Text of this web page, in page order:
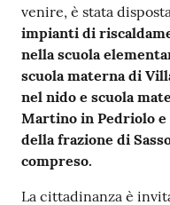
venire, è stata disposta
impianti di
nella scuola
scuola materna di
nel nido e scuola
Martino in Pedriolo e
della frazione di
compreso.
La cittadinanza è